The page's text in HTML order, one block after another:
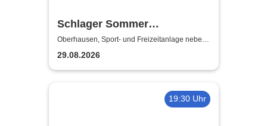
Schlager Sommer
Oberhausen 2026 | Sport- und
Freizeitanlage neben dem
Stadion Niederrhein
Oberhausen, Sport- und Freizeitanlage neben
dem Stadion Niederrhein
29.08.2026
19:30 Uhr